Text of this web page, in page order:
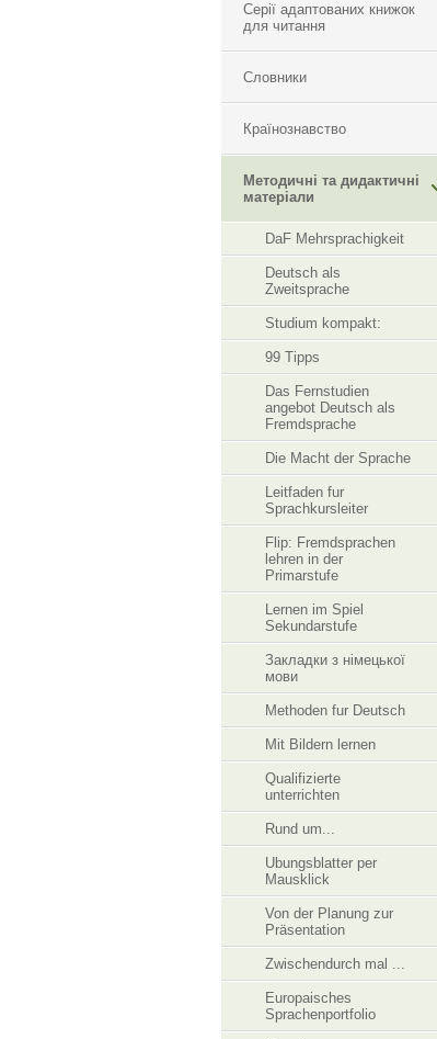
Серії адаптованих книжок
для читання
Словники
Країнознавство
Методичні та дидактичні
матеріали
DaF Mehrsprachigkeit
Deutsch als
Zweitsprache
Studium kompakt:
99 Tipps
Das Fernstudien
angebot Deutsch als
Fremdsprache
Die Macht der Sprache
Leitfaden fur
Sprachkursleiter
Flip: Fremdsprachen
lehren in der
Primarstufe
Lernen im Spiel
Sekundarstufe
Закладки з німецької
мови
Methoden fur Deutsch
Mit Bildern lernen
Qualifizierte
unterrichten
Rund um...
Ubungsblatter per
Mausklick
Von der Planung zur
Präsentation
Zwischendurch mal ...
Europaisches
Sprachenportfolio